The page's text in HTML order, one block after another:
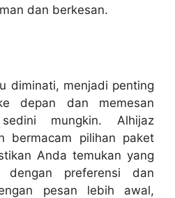
dan berkesan.
diminati, menjadi penting
depan dan memesan
mungkin. Alhijaz
bermacam pilihan paket
Anda temukan yang
preferensi dan
pesan lebih awal,